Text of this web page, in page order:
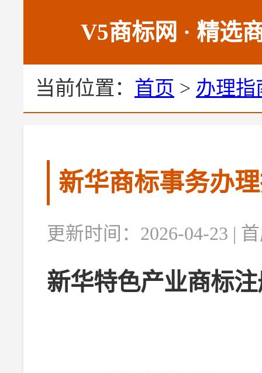
V5商标网 · 精选
当前位置： 首页 > 办理指
新华商标事务办
更新时间：2026-04-23 |
新华特色产业商标